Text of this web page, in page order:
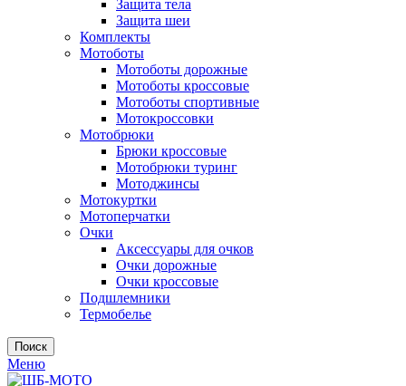
Защита тела
Защита шеи
Комплекты
Мотоботы
Мотоботы дорожные
Мотоботы кроссовые
Мотоботы спортивные
Мотокроссовки
Мотобрюки
Брюки кроссовые
Мотобрюки туринг
Мотоджинсы
Мотокуртки
Мотоперчатки
Очки
Аксессуары для очков
Очки дорожные
Очки кроссовые
Подшлемники
Термобелье
Поиск
Меню